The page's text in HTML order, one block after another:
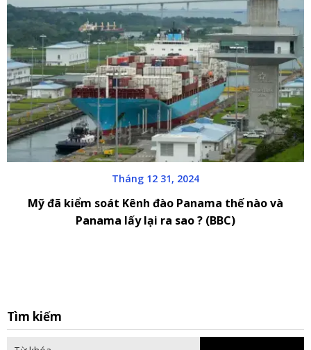
Tháng 12 31, 2024
Mỹ đã kiểm soát Kênh đào Panama thế nào và
Panama lấy lại ra sao ? (BBC)
Tìm kiếm